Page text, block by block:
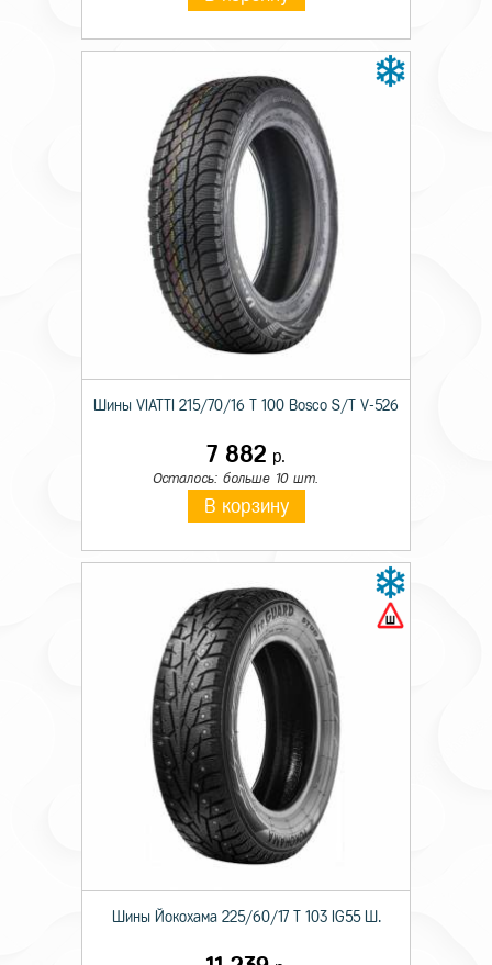
Шины VIATTI 215/70/16 T 100 Bosco S/T V-526
7 882 р.
Осталось: больше 10 шт.
В корзину
Шины Йокохама 225/60/17 T 103 IG55 Ш.